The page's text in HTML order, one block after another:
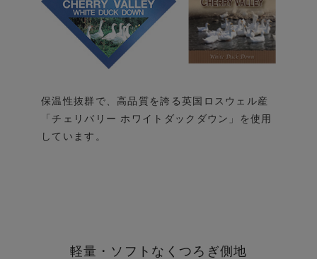
保温性抜群で、高品質を誇る英国ロスウェル産
「チェリバリー ホワイトダックダウン」を使用
しています。
軽量・ソフトなくつろぎ側地